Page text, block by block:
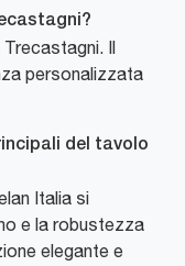
Il
personalizzata
del tavolo
Italia si
e la robustezza
elegante e